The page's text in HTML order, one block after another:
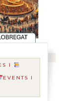
I
EVENTS I